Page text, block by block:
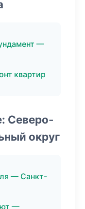
—
квартир
Северо-
округ
— Санкт-
—